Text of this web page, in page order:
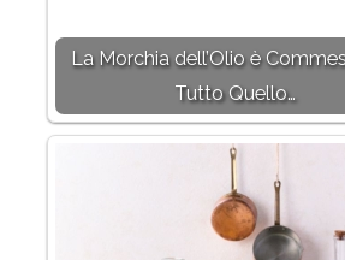
La Morchia dell’Olio è
Tutto Quello…